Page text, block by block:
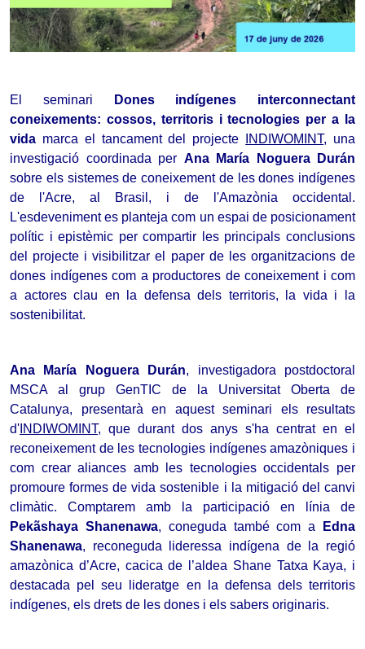
El seminari
Dones indígenes interconnectant
coneixements: cossos, territoris i tecnologies per a la
vida marca el tancament del projecte INDIWOMINT, una
investigació coordinada per Ana María Noguera Durán
sobre els sistemes de coneixement de les dones indígenes
de l'Acre, al Brasil, i de l'Amazònia occidental.
L'esdeveniment es planteja com un espai de posicionament
polític i epistèmic per compartir les principals conclusions
del projecte i visibilitzar el paper de les organitzacions de
dones indígenes com a productores de coneixement i com
a actores clau en la defensa dels territoris, la vida i la
sostenibilitat.
Ana María Noguera Durán, investigadora postdoctoral
MSCA al grup GenTIC de la Universitat Oberta de
Catalunya, presentarà en aquest seminari els resultats
d' INDIWOMINT, que durant dos anys s'ha centrat en el
reconeixement de les tecnologies indígenes amazòniques i
com crear aliances amb les tecnologies occidentals per
promoure formes de vida sostenible i la mitigació del canvi
climàtic.
Pekãshaya Shanenawa, coneguda també com a
Edna
Shanenawa, reconeguda lideressa indígena de la regió
amazònica d’Acre, cacica de l’aldea Shane Tatxa Kaya, i
destacada pel seu lideratge en la defensa dels territoris
indígenes, els drets de les dones i els sabers originaris.